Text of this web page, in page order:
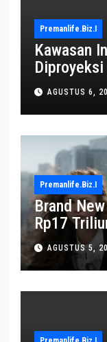
Premanlife.biz.i
Kawasan
AGUSTUS 6,
Premanlife.biz.i
Brand
Rp17
AGUSTUS 5,